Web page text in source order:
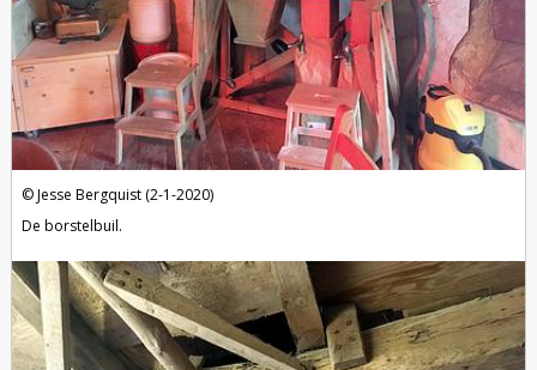
Jesse Bergquist (2-1-2020)
De borstelbuil.